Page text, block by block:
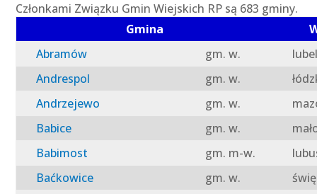
Członkami Związku Gmin Wiejskich RP są 683 gminy.
Gmina
Abramów
gm. w.
Andrespol
gm. w.
Andrzejewo
gm. w.
Babice
gm. w.
Babimost
gm. m-w.
Baćkowice
gm. w.